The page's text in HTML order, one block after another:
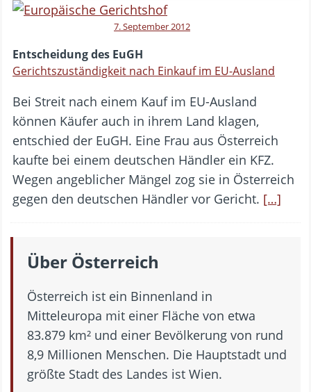
7. September 2012
Entscheidung des EuGH
Gerichtszuständigkeit nach Einkauf im EU-Ausland
Bei Streit nach einem Kauf im EU-Ausland
können Käufer auch in ihrem Land klagen,
entschied der EuGH. Eine Frau aus Österreich
kaufte bei einem deutschen Händler ein KFZ.
Wegen angeblicher Mängel zog sie in Österreich
gegen den deutschen Händler vor Gericht. […]
Über Österreich
Österreich ist ein Binnenland in
Mitteleuropa mit einer Fläche von etwa
83.879 km² und einer Bevölkerung von rund
8,9 Millionen Menschen. Die Hauptstadt und
größte Stadt des Landes ist Wien.